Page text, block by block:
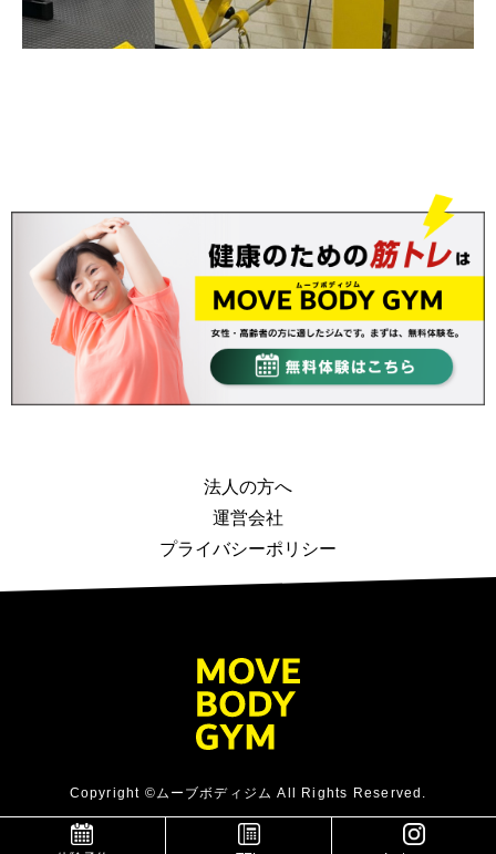
法人の方へ
運営会社
プライバシーポリシー
Copyright ©ムーブボディジム All Rights Reserved.